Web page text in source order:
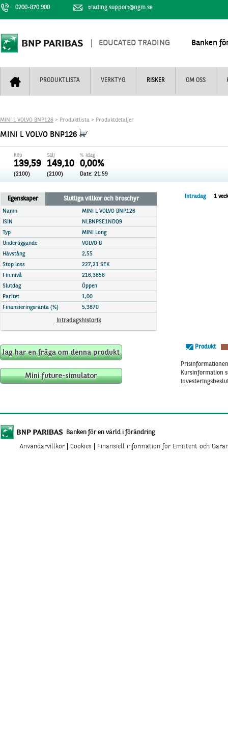
0200-870 900 trading.support@ngm.se
EDUCATED TRADING Banken
PRODUKTLISTA VERKTYG RISKER OM OSS
Mini Futures
Unlimited Turbos
Nya produkter
Stoppade & förfallna produkter
Utsålda produkter
Nyhestbrev+
Realtidskurser
Knock-plocken
Kunskapscentra+
Hur handlar jag
Marknadsöversikt
Finansiell information
MINI L VOLVO BNP126 > Produktlista > Produktdetaljer
MINI L VOLVO BNP126
Köp
139,59
(2100)
Sälj
149,10
(2100)
% idag
0,00%
Date: 21:59
Egenskaper Slutliga villkor och broschyr
Namn
MINI L VOLVO BNP126
ISIN
NLBNPSE1NDQ9
Typ
MINI Long
Underliggande
VOLVO B
Hävstång
2,55
Stop loss
227,21 SEK
Fin.nivå
216,3858
Slutdag
Öppen
Paritet
1,00
Finansieringsränta (%)
5,3870
Intradagshistorik
Intradag 1
Produkt
Kursinformation
Banken för en värld i förändring
Användarvillkor Cookies Finansiell information för Emittent och